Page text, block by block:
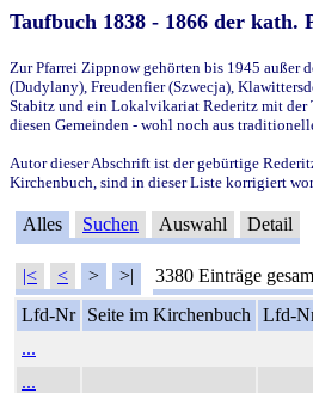
Taufbuch 1838 - 1866 der
Zur Pfarrei Zippnow gehörten bis 1945 außer
(Dudylany), Freudenfier (Szwecja),
Stabitz und ein Lokalvikariat Rederitz mit der
diesen Gemeinden - wohl noch aus
Autor dieser Abschrift ist der gebürtige
Kirchenbuch, sind in dieser Liste korrigiert
Alles Suchen Auswahl Detail
|< < > >| 3380 Einträge
Lfd-Nr
Seite im Kirchenbuch Lfd-
...
...